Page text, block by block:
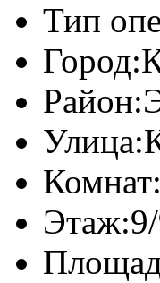
Тип
Город:
Район:
Улица:
Комнат:
Этаж: